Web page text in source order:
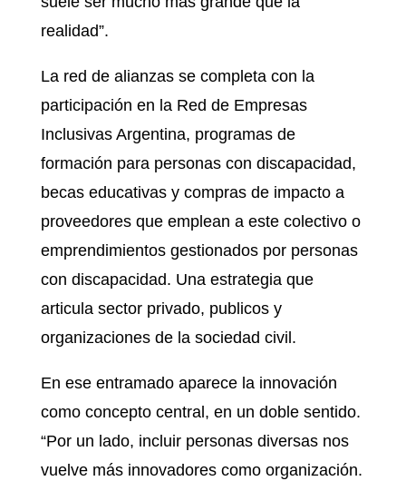
realidad”.
La red de alianzas se completa con la
participación en la Red de Empresas
Inclusivas Argentina, programas de
formación para personas con discapacidad,
becas educativas y compras de impacto a
proveedores que emplean a este colectivo o
emprendimientos gestionados por personas
con discapacidad. Una estrategia que
articula sector privado, publicos y
organizaciones de la sociedad civil.
En ese entramado aparece la innovación
como concepto central, en un doble sentido.
“Por un lado, incluir personas diversas nos
vuelve más innovadores como organización.